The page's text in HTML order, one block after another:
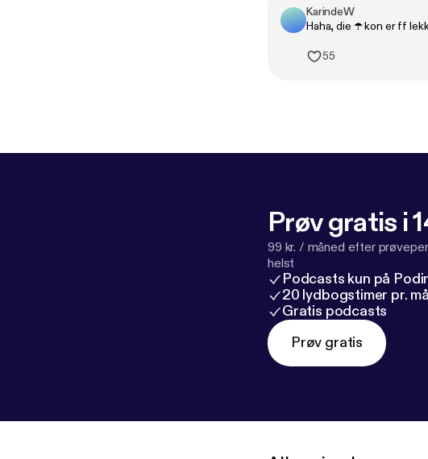
KarindeW
Haha, die ☂️ kon er ff
55
Prøv gratis i
99 kr. / måned efter
helst
Podcasts kun på
20 lydbogstimer pr.
Gratis podcasts
Prøv gratis